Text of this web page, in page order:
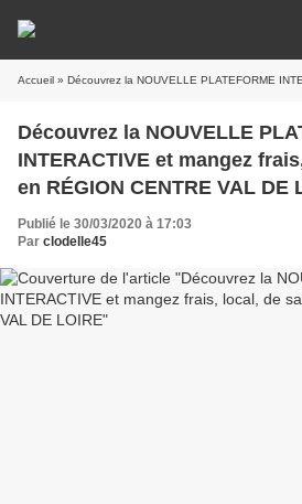
Accueil » Découvrez la NOUVELLE PLATEFORME INTERACTIVE et mangez frais,
Découvrez la NOUVELLE
INTERACTIVE et mangez
en RÉGION CENTRE VAL DE
Publié le 30/03/2020 à 17:03
Par clodelle45